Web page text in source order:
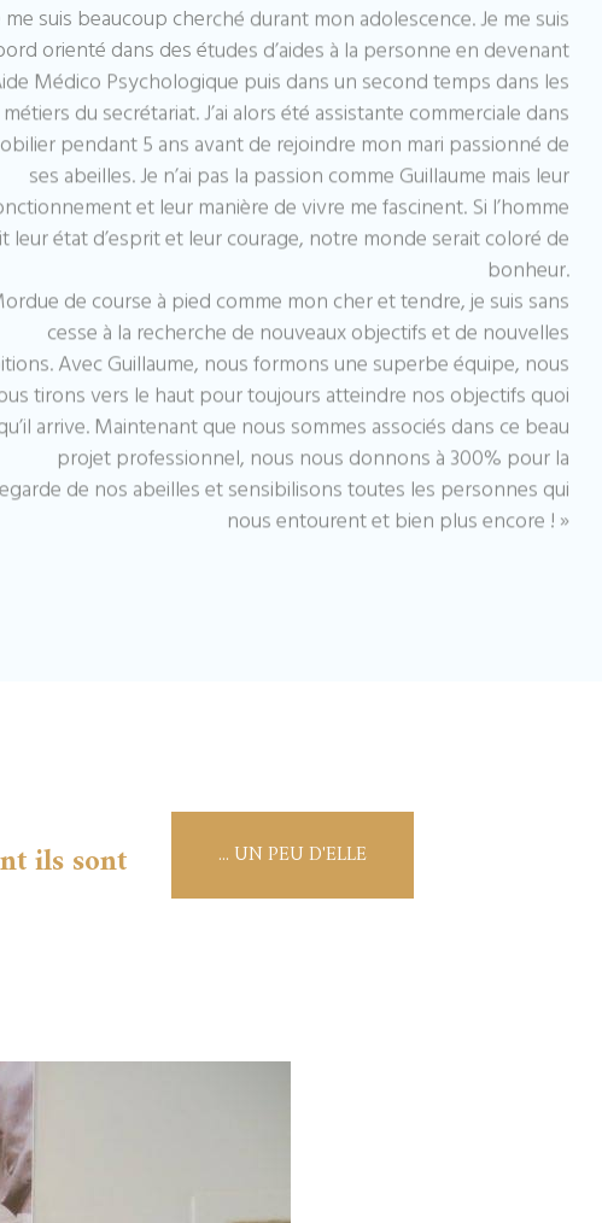
me suis beaucoup cherché durant mon adolescence. Je me suis
orienté dans des études d’aides à la personne en devenant
Médico Psychologique puis dans un second temps dans les
métiers du secrétariat. J’ai alors été assistante commerciale dans
pendant 5 ans avant de rejoindre mon mari passionné de
ses abeilles. Je n’ai pas la passion comme Guillaume mais leur
et leur manière de vivre me fascinent. Si l’homme
leur état d’esprit et leur courage, notre monde serait coloré de
bonheur.
de course à pied comme mon cher et tendre, je suis sans
cesse à la recherche de nouveaux objectifs et de nouvelles
Avec Guillaume, nous formons une superbe équipe, nous
tirons vers le haut pour toujours atteindre nos objectifs quoi
arrive. Maintenant que nous sommes associés dans ce beau
projet professionnel, nous nous donnons à 300% pour la
de nos abeilles et sensibilisons toutes les personnes qui
nous entourent et bien plus encore ! »
ils sont ... UN PEU D'ELLE